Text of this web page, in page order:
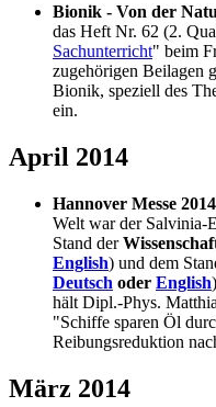
Bionik - Von der
das Heft Nr. 62 (2.
Sachunterricht" beim
zugehörigen Beilagen
Bionik, speziell des
ein.
April 2014
Hannover Messe
Welt war der Salvinia-
Stand der
English) und dem
Deutsch oder English
hält Dipl.-Phys.
"Schiffe sparen Öl
Reibungsreduktion
März 2014